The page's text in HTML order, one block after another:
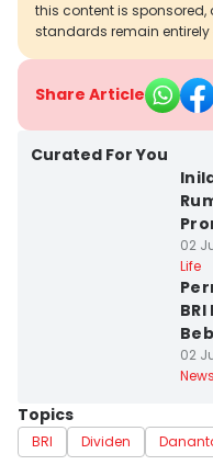
this content is sponsored,
standards remain entirely
Share Article
Curated For You
02
Life
02
News
Topics
BRI Dividen